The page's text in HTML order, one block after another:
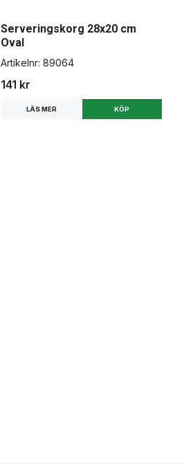
Serveringskorg 28x20 cm
Oval
Artikelnr: 89064
141 kr
LÄS MER